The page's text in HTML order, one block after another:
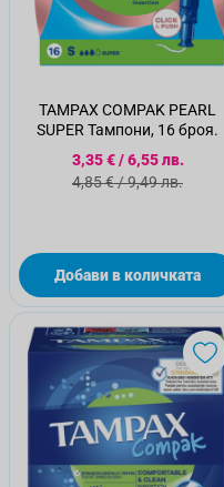
TAMPAX COMPAK PEARL
SUPER Тампони, 16 броя.
Специална цена
3,35 €/6,55 лв.
Стандартна цена
4,85 €/9,49 лв.
Добави в количката